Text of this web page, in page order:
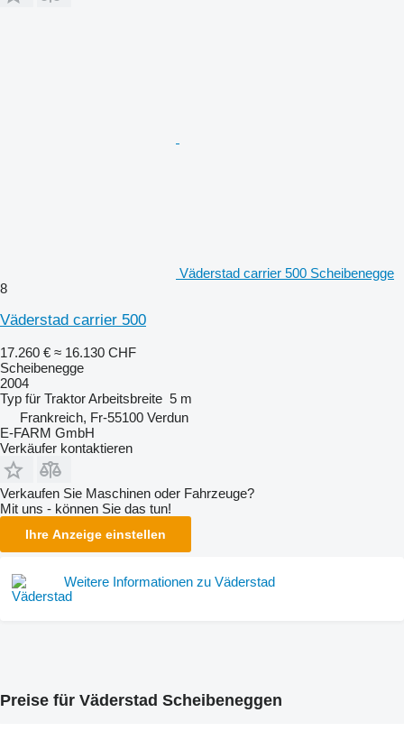
Väderstad carrier 500 Scheibenegge
8
Väderstad carrier 500
17.260 € ≈ 16.130 CHF
Scheibenegge
2004
Typ für TraktorArbeitsbreite 5 m
Frankreich, Fr-55100 Verdun
E-FARM GmbH
Verkäufer kontaktieren
Verkaufen Sie Maschinen oder Fahrzeuge?
Mit uns - können Sie das tun!
Ihre Anzeige einstellen
Weitere Informationen zu Väderstad
Preise für Väderstad Scheibeneggen